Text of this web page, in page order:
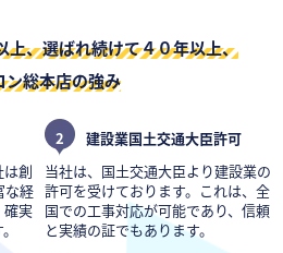
、選ばれ続けて４０年以上、
ン総本店の強み
創
な経
確実
2
建設業国土交通大臣許可
当社は、国土交通大臣より建設業の
許可を受けております。これは、全
国での工事対応が可能であり、信頼
と実績の証でもあります。